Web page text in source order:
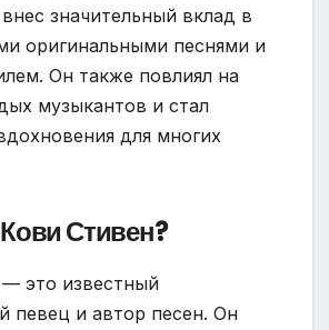
значительный вклад в
оригинальными песнями и
Он также повлиял на
музыкантов и стал
для многих
Стивен?
это известный
певец и автор песен. Он